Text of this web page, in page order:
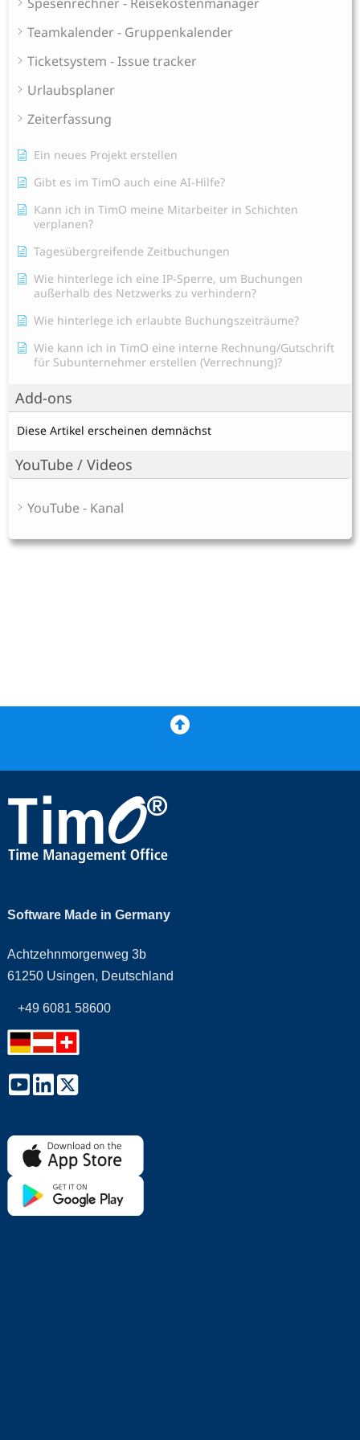
Teamkalender - Gruppenkalender
Ticketsystem - Issue tracker
Urlaubsplaner
Zeiterfassung
Ein neues Projekt erstellen
Gibt es im TimO auch eine AI-Hilfe?
Kann ich in TimO meine Mitarbeiter in Schichten
verplanen?
Tagesübergreifende Zeitbuchungen
Wie hinterlege ich eine IP-Sperre, um Buchungen
außerhalb des Netzwerks zu verhindern?
Wie hinterlege ich erlaubte Buchungszeiträume?
Wie kann ich in TimO eine interne Rechnung/Gutschrift
für Subunternehmer erstellen (Verrechnung)?
Add-ons
Diese Artikel erscheinen demnächst
YouTube / Videos
YouTube - Kanal
Software Made in Germany
Achtzehnmorgenweg 3b
61250 Usingen, Deutschland
+49 6081 58600